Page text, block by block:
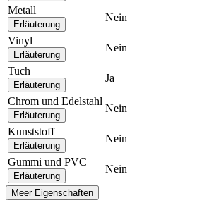
Metall
Erläuterung
Nein
Vinyl
Erläuterung
Nein
Tuch
Erläuterung
Ja
Chrom und Edelstahl
Erläuterung
Nein
Kunststoff
Erläuterung
Nein
Gummi und PVC
Erläuterung
Nein
Meer Eigenschaften